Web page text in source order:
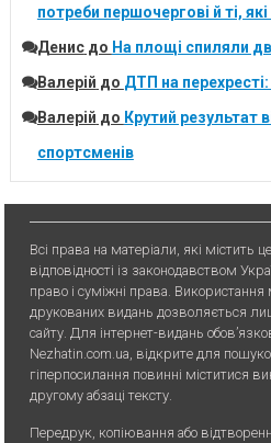
потреби першочергові й ті,
Денисдо На площі спиляли
Валерій до ДТП на
Валерій до Крутий результат
спортсменів
Всі права на матеріали, які містить
відповідності із законодавством
право і суміжні права.
друкованих видань дозволяється
сайту. Для iнтернет-видань
Nezhatin.com.ua, відкрите для
гіперпосилання повинні міститися
другому абзаці тексту.
Передрук, копiювання або